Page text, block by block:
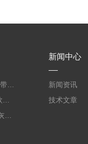
新闻中心
新闻资讯
技术文章